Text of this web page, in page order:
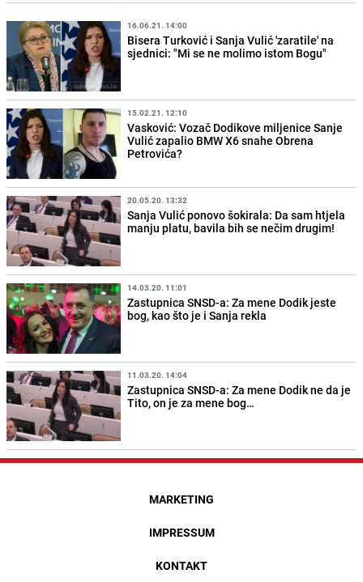
16.06.21. 14:00
Bisera Turković i Sanja Vulić 'zaratile' na
sjednici: "Mi se ne molimo istom Bogu"
15.02.21. 12:10
Vasković: Vozač Dodikove miljenice Sanje
Vulić zapalio BMW X6 snahe Obrena
Petrovića?
20.05.20. 13:32
Sanja Vulić ponovo šokirala: Da sam htjela
manju platu, bavila bih se nečim drugim!
14.03.20. 11:01
Zastupnica SNSD-a: Za mene Dodik jeste
bog, kao što je i Sanja rekla
11.03.20. 14:04
Zastupnica SNSD-a: Za mene Dodik ne da je
Tito, on je za mene bog…
MARKETING
IMPRESSUM
KONTAKT